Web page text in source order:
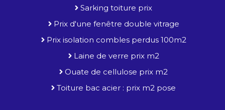
Sarking toiture prix
Prix d'une fenêtre double vitrage
Prix isolation combles perdus 100m2
Laine de verre prix m2
Ouate de cellulose prix m2
Toiture bac acier : prix m2 pose